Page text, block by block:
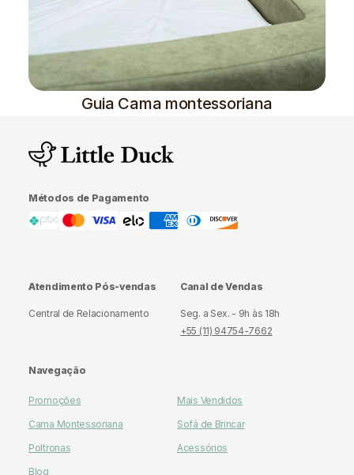
Guia Cama montessoriana
Métodos de Pagamento
Atendimento Pós-vendas
Central de Relacionamento
Canal de Vendas
Seg. a Sex. - 9h às 18h
+55 (11) 94754-7662
Navegação
Promoções
Mais Vendidos
Cama Montessoriana
Sofá de Brincar
Poltronas
Acessórios
Blog